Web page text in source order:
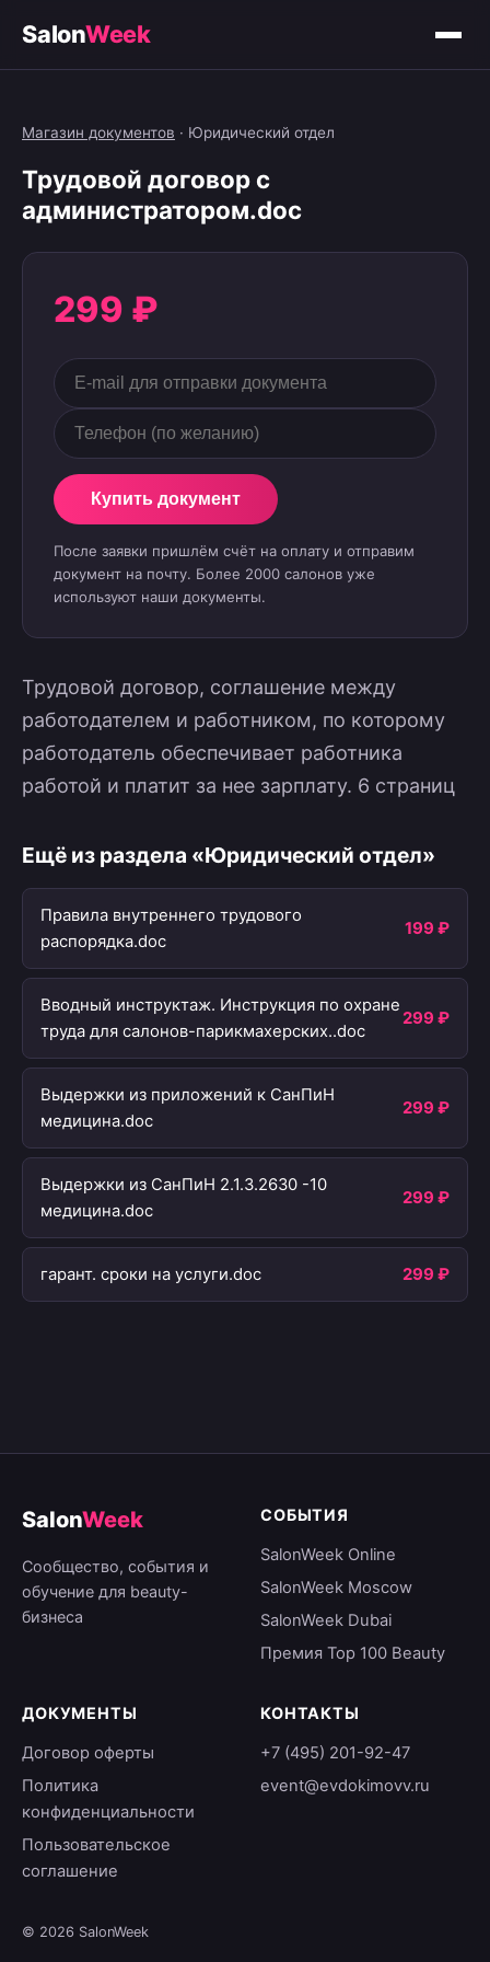
SalonWeek
Магазин документов · Юридический отдел
Трудовой договор с
администратором.doc
299 ₽
Купить документ
После заявки пришлём счёт на оплату и отправим
документ на почту. Более 2000 салонов уже
используют наши документы.
Трудовой договор, соглашение между
работодателем и работником, по которому
работодатель обеспечивает работника
работой и платит за нее зарплату. 6 страниц
Ещё из раздела «Юридический отдел»
Правила внутреннего трудового
распорядка.doc
199 ₽
Вводный инструктаж. Инструкция по охране
труда для салонов-парикмахерских..doc
299 ₽
Выдержки из приложений к СанПиН
медицина.doc
299 ₽
Выдержки из СанПиН 2.1.3.2630 -10
медицина.doc
299 ₽
гарант. сроки на услуги.doc 299 ₽
SalonWeek
Сообщество, события и
обучение для beauty-
бизнеса
СОБЫТИЯ
SalonWeek Online
SalonWeek Moscow
SalonWeek Dubai
Премия Top 100 Beauty
ДОКУМЕНТЫ
Договор оферты
Политика
конфиденциальности
Пользовательское
соглашение
КОНТАКТЫ
+7 (495) 201-92-47
event@evdokimovv.ru
© 2026 SalonWeek